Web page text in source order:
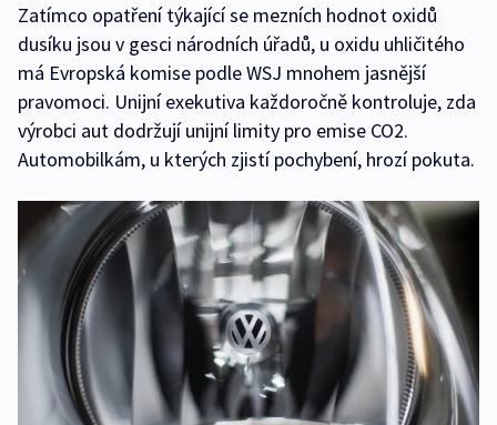
Zatímco opatření týkající se mezních hodnot oxidů
dusíku jsou v gesci národních úřadů, u oxidu uhličitého
má Evropská komise podle WSJ mnohem jasnější
pravomoci. Unijní exekutiva každoročně kontroluje, zda
výrobci aut dodržují unijní limity pro emise CO2.
Automobilkám, u kterých zjistí pochybení, hrozí pokuta.